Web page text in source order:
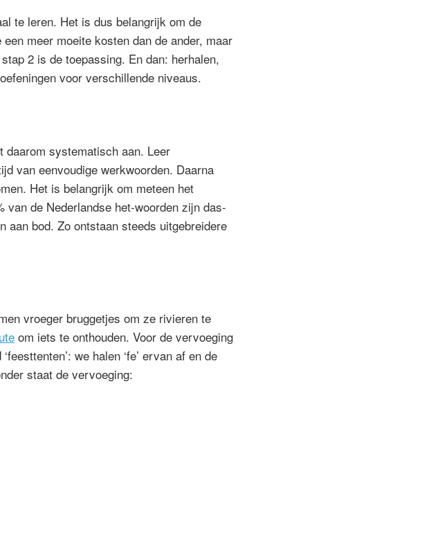
te leren. Het is dus belangrijk om de
meer moeite kosten dan de ander, maar
2 is de toepassing. En dan: herhalen,
voor verschillende niveaus.
daarom systematisch aan. Leer
van eenvoudige werkwoorden. Daarna
Het is belangrijk om meteen het
van de Nederlandse het-woorden zijn das-
aan bod. Zo ontstaan steeds uitgebreidere
vroeger bruggetjes om ze rivieren te
om iets te onthouden. Voor de vervoeging
we halen ‘fe’ ervan af en de
staat de vervoeging: